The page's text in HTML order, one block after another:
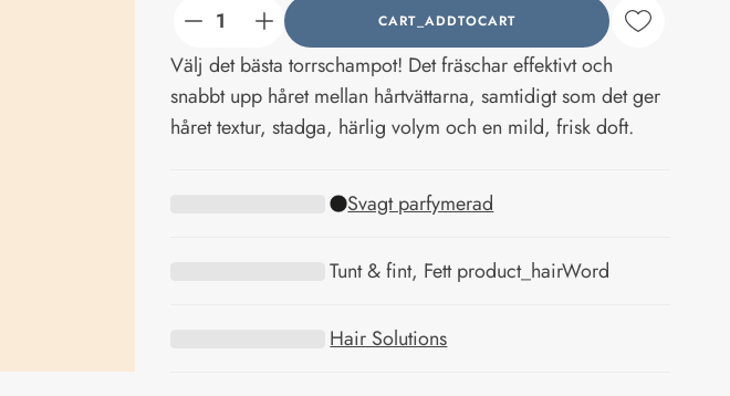
counter_current CART_ADDTOCART
Välj det bästa torrschampot! Det fräschar effektivt och
snabbt upp håret mellan hårtvättarna, samtidigt som det ger
håret textur, stadga, härlig volym och en mild, frisk doft.
Svagt parfymerad
Tunt & fint, Fett product_hairWord
Hair Solutions